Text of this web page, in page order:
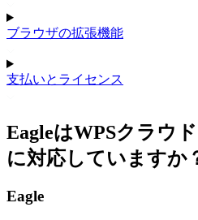
ブラウザの拡張機能
支払いとライセンス
EagleはWPSクラウ
に対応していますか
Eagle